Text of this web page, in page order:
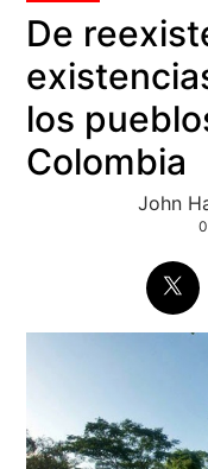
De
los
Colombia
John